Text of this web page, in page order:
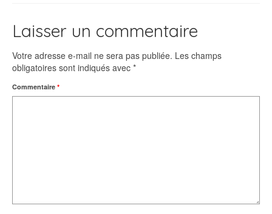
Laisser un commentaire
Votre adresse e-mail ne sera pas publiée. Les champs
obligatoires sont indiqués avec *
Commentaire *